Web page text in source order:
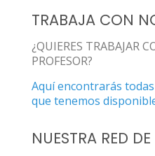
TRABAJA CON
¿QUIERES TRABAJAR
PROFESOR?
Aquí encontrarás
que tenemos
NUESTRA RED